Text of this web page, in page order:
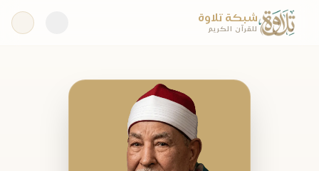
شبكة تلاوة
للقرآن الكريم